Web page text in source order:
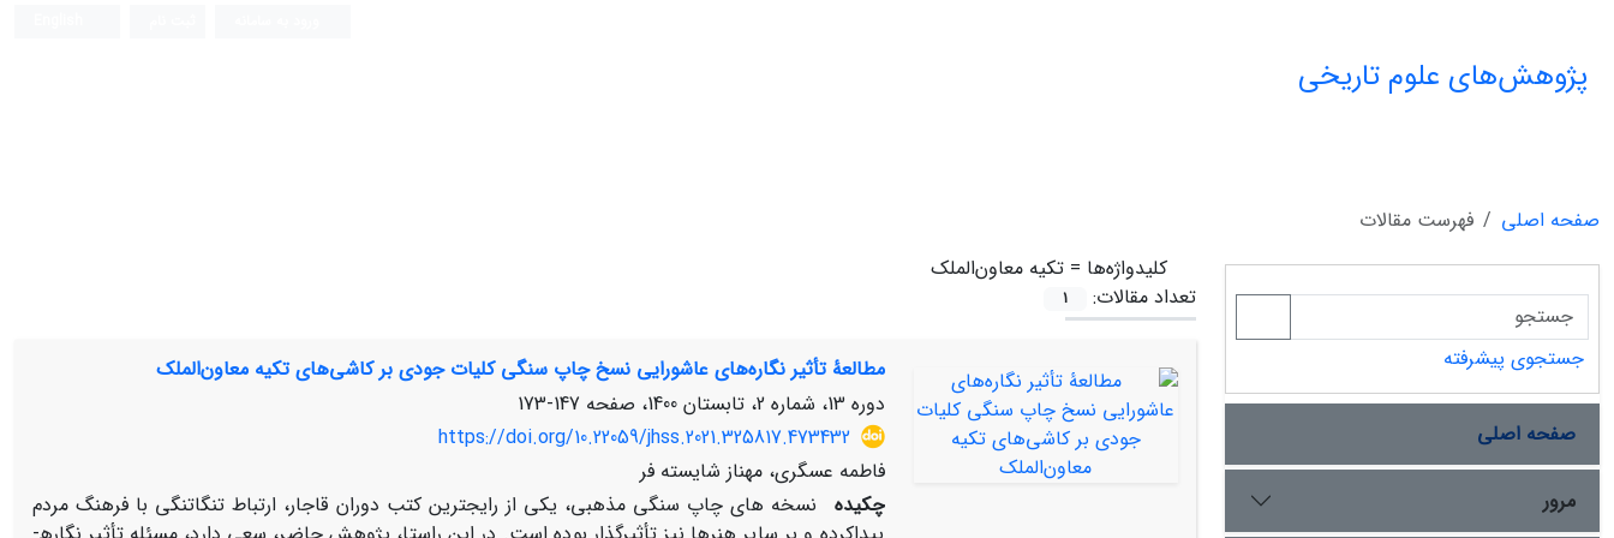
پژوهش‌های علوم تاریخی
صفحه اصلی
فهرست مقالات
کلیدواژه‌ها = تکیه معاون‌الملک
تعداد مقالات:
1
مطالعۀ تأثیر نگاره‌های عاشورایی نسخ چاپ سنگی کلیات جودی بر کاشی‌های تکیه معاون‌الملک
دوره 13، شماره 2، تابستان 1400، صفحه
147-173
https://doi.org/10.22059/jhss.2021.325817.473432
فاطمه عسگری، مهناز شایسته فر
چکیده
نسخه­ های چاپ سنگی مذهبی، یکی از رایج­ترین کتب دوران قاجار، ارتباط تنگاتنگی با فرهنگ مردم
جستجوی پیشرفته
صفحه اصلی
مرور